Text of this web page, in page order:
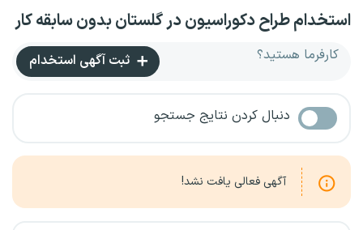
استخدام طراح دکوراسیون در گلستان بدون سابقه کار
کارفرما هستید؟ ثبت آگهی استخدام
دنبال کردن نتایج جستجو
آگهی فعالی یافت نشد!